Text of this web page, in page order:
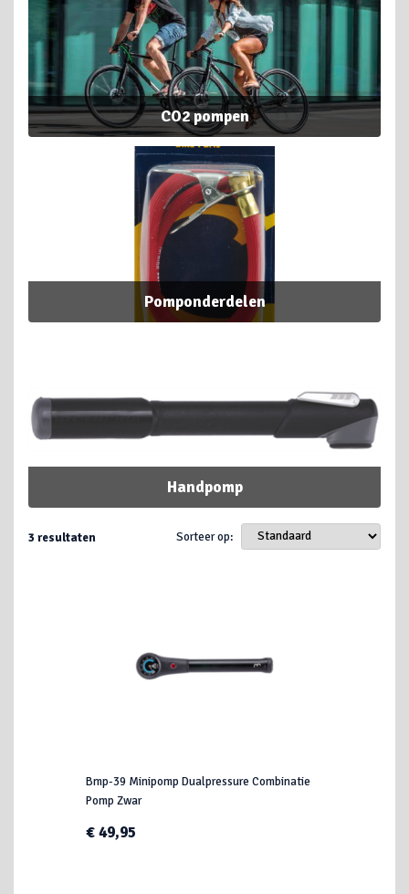
CO2 pompen
Pomponderdelen
Handpomp
3 resultaten Sorteer op:
Bmp-39 Minipomp Dualpressure Combinatie
Pomp Zwar
€ 49,95